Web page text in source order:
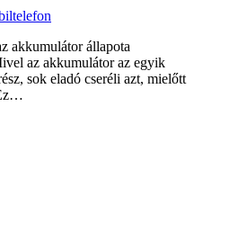
akkumulátor állapota
az akkumulátor az egyik
sok eladó cseréli azt, mielőtt